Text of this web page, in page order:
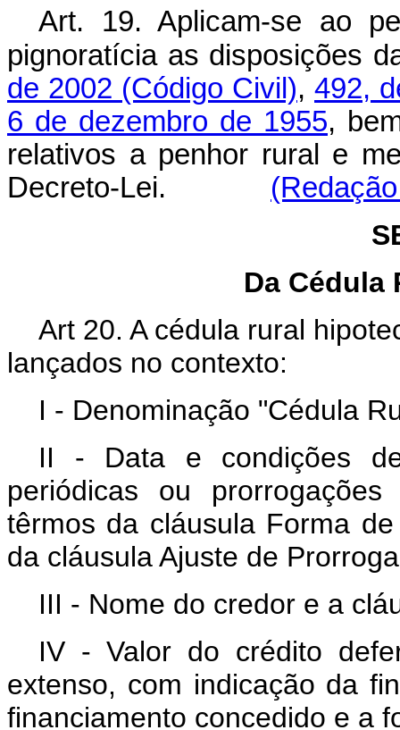
Art. 19. Aplicam-se ao
pignoratícia as disposições
de 2002 (Código Civil), 492,
6 de dezembro de 1955,
relativos a penhor rural e
Decreto-Lei.
Da Cédula
Art 20. A cédula rural
lançados no contexto:
I - Denominação "Cédula
II - Data e condições de
periódicas ou
têrmos da cláusula Forma
da cláusula Ajuste de
III - Nome do credor e a
IV - Valor do crédito
extenso, com indicação da
financiamento concedido e a